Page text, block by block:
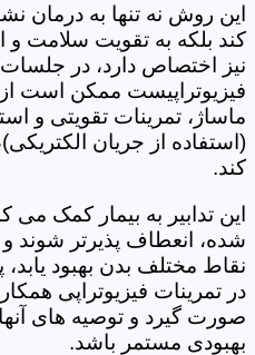
این روش نه تنها به درمان
کند بلکه به تقویت سلامت و
نیز اختصاص دارد، در جلسات
فیزیوتراپیست ممکن است
ماساژ، تمرینات تقویتی و
(استفاده از جریان
کند.
این تدابیر به بیمار کمک می
شده، انعطاف پذیرتر شوند
نقاط مختلف بدن بهبود
در تمرینات فیزیوتراپی
صورت گیرد و توصیه های آنها
بهبودی مستمر باشد.